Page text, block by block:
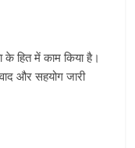
हित में काम किया है।
और सहयोग जारी